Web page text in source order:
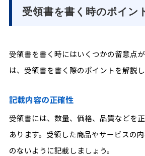
受領書を書く時のポイン
受領書を書く時にはいくつかの留意点
は、受領書を書く際のポイントを解説し
記載内容の正確性
受領書には、数量、価格、品質などを
あります。受領した商品やサービスの
のないように記載しましょう。